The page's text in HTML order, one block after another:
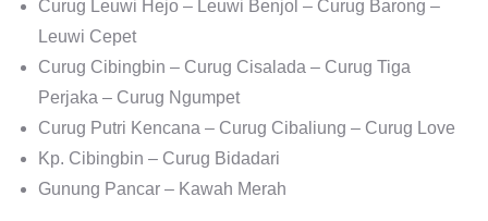
Curug Leuwi Hejo – Leuwi Benjol – Curug Barong –
Leuwi Cepet
Curug Cibingbin – Curug Cisalada – Curug Tiga
Perjaka – Curug Ngumpet
Curug Putri Kencana – Curug Cibaliung – Curug Love
Kp. Cibingbin – Curug Bidadari
Gunung Pancar – Kawah Merah